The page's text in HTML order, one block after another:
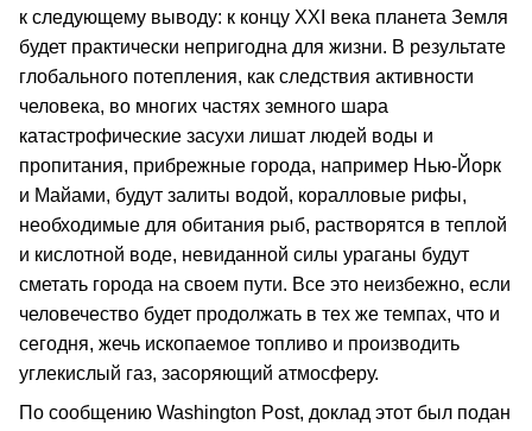
к следующему выводу: к концу XXI века планета Земля
будет практически непригодна для жизни. В результате
глобального потепления, как следствия активности
человека, во многих частях земного шара
катастрофические засухи лишат людей воды и
пропитания, прибрежные города, например Нью-Йорк
и Майами, будут залиты водой, коралловые рифы,
необходимые для обитания рыб, растворятся в теплой
и кислотной воде, невиданной силы ураганы будут
сметать города на своем пути. Все это неизбежно, если
человечество будет продолжать в тех же темпах, что и
сегодня, жечь ископаемое топливо и производить
углекислый газ, засоряющий атмосферу.
По сообщению Washington Post, доклад этот был подан